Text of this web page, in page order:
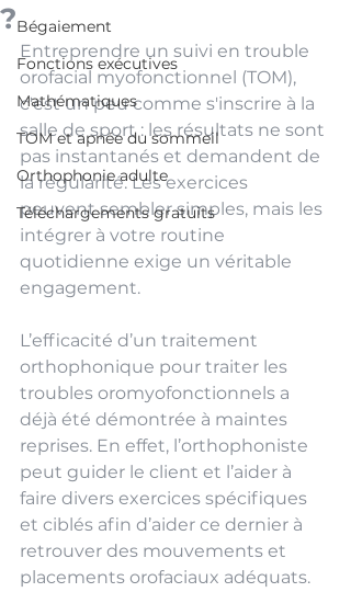
Bégaiement
Fonctions exécutives
Mathématiques
TOM et apnée du sommeil
Orthophonie adulte
Téléchargements gratuits
?
Entreprendre un suivi en trouble
orofacial myofonctionnel (TOM),
c'est un peu comme s'inscrire à la
salle de sport : les résultats ne sont
pas instantanés et demandent de
la régularité. Les exercices
peuvent sembler simples, mais les
intégrer à votre routine
quotidienne exige un véritable
engagement.
L’efficacité d’un traitement
orthophonique pour traiter les
troubles oromyofonctionnels a
déjà été démontrée à maintes
reprises. En effet, l’orthophoniste
peut guider le client et l’aider à
faire divers exercices spécifiques
et ciblés afin d’aider ce dernier à
retrouver des mouvements et
placements orofaciaux adéquats.